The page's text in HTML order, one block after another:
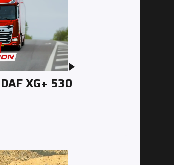
XG+ 530